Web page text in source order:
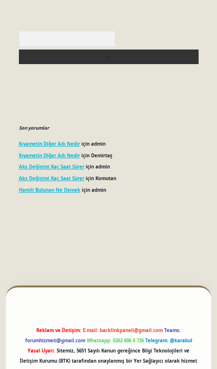
Son yorumlar
Kıyametin Diğer Adı Nediriçin admin
Kıyametin Diğer Adı Nediriçin Demirtaş
Aks Değişimi Kaç Saat Süreriçin admin
Aks Değişimi Kaç Saat Süreriçin Komutan
Hamili Bulunan Ne Demekiçin admin
Reklam ve İletişim: E-mail: backlinkpaneli@gmail.com Teams:
forumhizmeti@gmail.com Whatsapp: 0262 606 0 726 Telegram: @karabul
Yasal Uyarı: Sitemiz, 5651 Sayılı Kanun gereğince Bilgi Teknolojileri ve
İletişim Kurumu (BTK) tarafından onaylanmış bir Yer Sağlayıcı olarak hizmet